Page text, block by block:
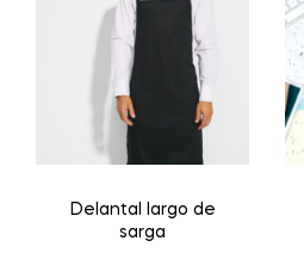
Delantal largo de
sarga